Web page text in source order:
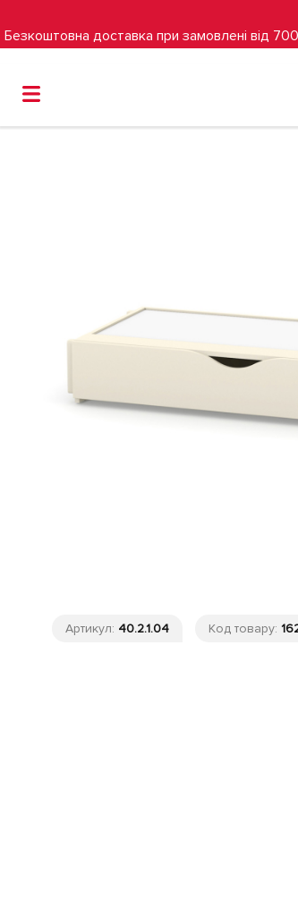
Безкоштовна доставка при замовлені від
Артикул: 40.2.1.04 Код товару: